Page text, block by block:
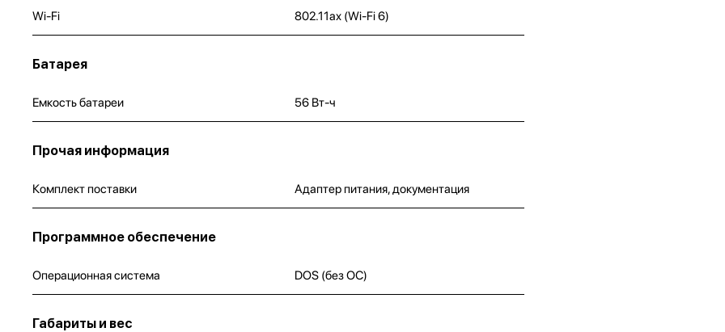
Wi-Fi 802.11ax (Wi-Fi 6)
Батарея
Емкость батареи 56 Вт-ч
Прочая информация
Комплект поставки Адаптер питания, документация
Программное обеспечение
Операционная система DOS (без ОС)
Габариты и вес